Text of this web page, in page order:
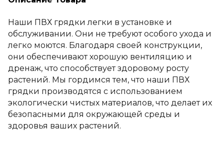
Наши ПВХ грядки легки в установке и
обслуживании. Они не требуют особого ухода и
легко моются. Благодаря своей конструкции,
они обеспечивают хорошую вентиляцию и
дренаж, что способствует здоровому росту
растений. Мы гордимся тем, что наши ПВХ
грядки производятся с использованием
экологически чистых материалов, что делает их
безопасными для окружающей среды и
здоровья ваших растений.